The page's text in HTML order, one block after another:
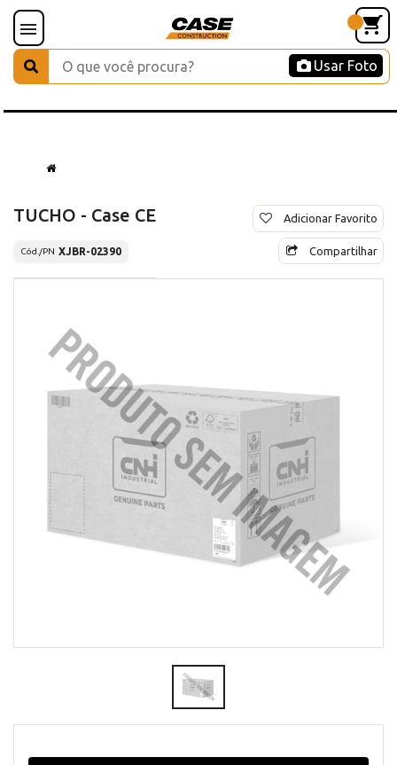
Usar Foto
TUCHO - Case CE
Cód./PN XJBR-02390
Adicionar Favorito
Compartilhar